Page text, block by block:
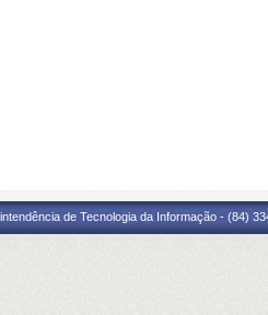
de Tecnologia da Informação - (84)